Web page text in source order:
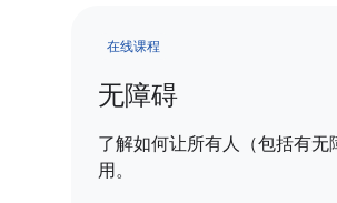
在线课程
无障碍
了解如何让所有人（包括有
用。